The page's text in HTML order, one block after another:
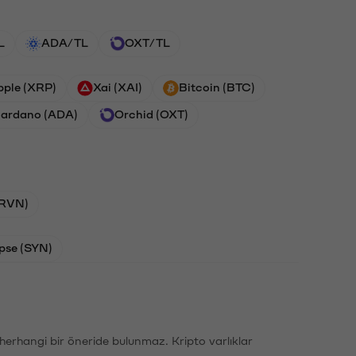
ADA/TL OXT/TL
(XRP) Xai (XAI) Bitcoin (BTC)
(ADA) Orchid (OXT)
(SYN)
bir öneride bulunmaz. Kripto varlıklar